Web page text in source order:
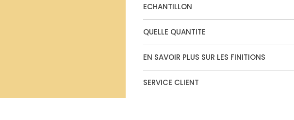
ECHANTILLON
votre echantillon.
Disponible en surface "murs et plafonds" et
"estate emulsion"
QUELLE QUANTITE
EN SAVOIR PLUS SUR LES FINITIONS
SERVICE CLIENT